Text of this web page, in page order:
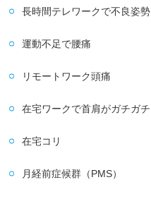
長時間テレワークで不良姿勢
運動不足で腰痛
リモートワーク頭痛
在宅ワークで首肩がガチガチ
在宅コリ
月経前症候群（PMS）